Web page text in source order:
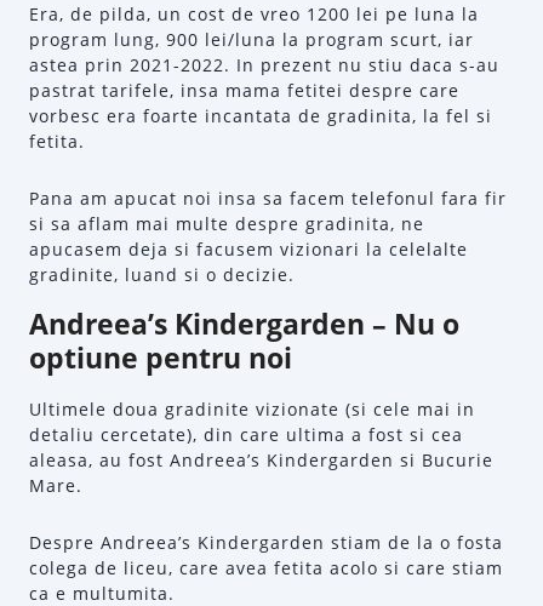
Era, de pilda, un cost de vreo 1200 lei pe luna la
program lung, 900 lei/luna la program scurt, iar
astea prin 2021-2022. In prezent nu stiu daca s-au
pastrat tarifele, insa mama fetitei despre care
vorbesc era foarte incantata de gradinita, la fel si
fetita.
Pana am apucat noi insa sa facem telefonul fara fir
si sa aflam mai multe despre gradinita, ne
apucasem deja si facusem vizionari la celelalte
gradinite, luand si o decizie.
Andreea’s Kindergarden – Nu o
optiune pentru noi
Ultimele doua gradinite vizionate (si cele mai in
detaliu cercetate), din care ultima a fost si cea
aleasa, au fost Andreea’s Kindergarden si Bucurie
Mare.
Despre Andreea’s Kindergarden stiam de la o fosta
colega de liceu, care avea fetita acolo si care stiam
ca e multumita.